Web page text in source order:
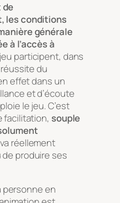
de
les conditions
générale
à l’accès à
participent, dans
du
effet dans un
et d’écoute
le jeu. C’est
facilitation, souple
réellement
produire ses
personne en